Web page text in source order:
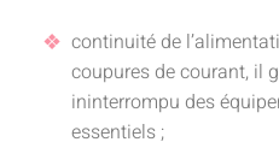
continuité de
coupures de courant, il
ininterrompu des
essentiels ;